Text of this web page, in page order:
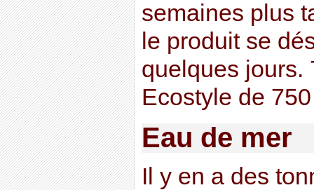
semaines plus
le produit se
quelques jours.
Ecostyle de
Eau de mer
Il y en a des